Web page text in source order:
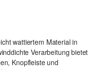
wattiertem Material in
Verarbeitung bietet
Knopfleiste und